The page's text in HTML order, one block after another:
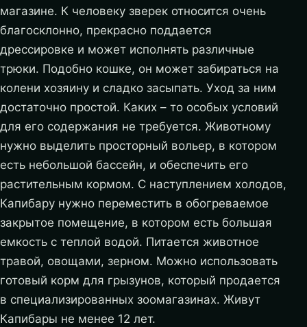
магазине. К человеку зверек относится очень
благосклонно, прекрасно поддается
дрессировке и может исполнять различные
трюки. Подобно кошке, он может забираться на
колени хозяину и сладко засыпать. Уход за ним
достаточно простой. Каких – то особых условий
для его содержания не требуется. Животному
нужно выделить просторный вольер, в котором
есть небольшой бассейн, и обеспечить его
растительным кормом. С наступлением холодов,
Капибару нужно переместить в обогреваемое
закрытое помещение, в котором есть большая
емкость с теплой водой. Питается животное
травой, овощами, зерном. Можно использовать
готовый корм для грызунов, который продается
в специализированных зоомагазинах. Живут
Капибары не менее 12 лет.